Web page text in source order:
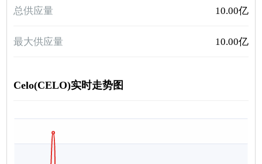
总供应量 10.00亿
最大供应量 10.00亿
Celo(CELO)实时走势图